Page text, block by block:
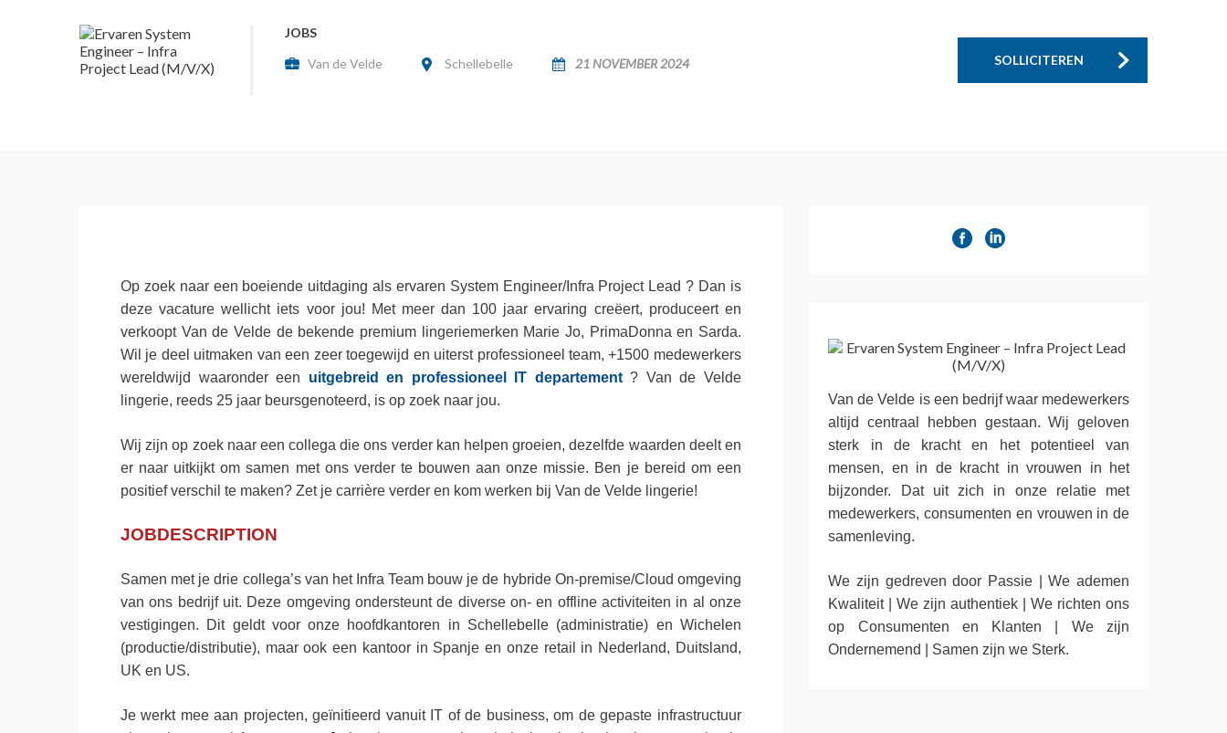
JOBS
Van de Velde
Schellebelle 21 NOVEMBER 2024 SOLLICITEREN
Op zoek naar een boeiende uitdaging als ervaren System Engineer/Infra Project Lead ? Dan is
deze vacature wellicht iets voor jou! Met meer dan 100 jaar ervaring creëert, produceert en
verkoopt Van de Velde de bekende premium lingeriemerken Marie Jo, PrimaDonna en Sarda.
Wil je deel uitmaken van een zeer toegewijd en uiterst professioneel team, +1500 medewerkers
wereldwijd waaronder een uitgebreid en professioneel IT departement ? Van de Velde
lingerie, reeds 25 jaar beursgenoteerd, is op zoek naar jou.
Wij zijn op zoek naar een collega die ons verder kan helpen groeien, dezelfde waarden deelt en
er naar uitkijkt om samen met ons verder te bouwen aan onze missie. Ben je bereid om een
positief verschil te maken? Zet je carrière verder en kom werken bij Van de Velde lingerie!
JOBDESCRIPTION
Samen met je drie collega’s van het Infra Team bouw je de hybride On-premise/Cloud omgeving
van ons bedrijf uit. Deze omgeving ondersteunt de diverse on- en offline activiteiten in al onze
vestigingen. Dit geldt voor onze hoofdkantoren in Schellebelle (administratie) en Wichelen
(productie/distributie), maar ook een kantoor in Spanje en onze retail in Nederland, Duitsland,
UK en US.
Je werkt mee aan projecten, geïnitieerd vanuit IT of de business, om de gepaste infrastructuur
Van de Velde is een bedrijf waar medewerkers
altijd centraal hebben gestaan. Wij geloven
sterk in de kracht en het potentieel van
mensen, en in de kracht in vrouwen in het
bijzonder. Dat uit zich in onze relatie met
medewerkers, consumenten en vrouwen in de
samenleving.
We zijn gedreven door Passie | We ademen
Kwaliteit | We zijn authentiek | We richten ons
op Consumenten en Klanten | We zijn
Ondernemend | Samen zijn we Sterk.